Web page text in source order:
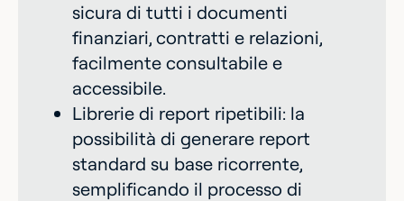
sicura di tutti i documenti
finanziari, contratti e relazioni,
facilmente consultabile e
accessibile.
Librerie di report ripetibili: la
possibilità di generare report
standard su base ricorrente,
semplificando il processo di